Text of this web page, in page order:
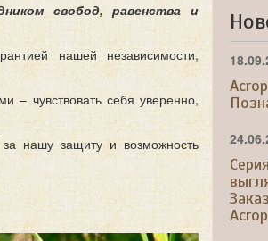
свобод, равенства и
нашей независимости,
– чувствовать себя уверенно,
нашу защиту и возможность